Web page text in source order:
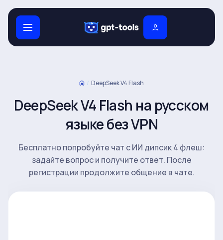
/ DeepSeek V4 Flash
DeepSeek V4 Flash на русском
языке без VPN
Бесплатно попробуйте чат с ИИ дипсик 4 флеш:
задайте вопрос и получите ответ. После
регистрации продолжите общение в чате.